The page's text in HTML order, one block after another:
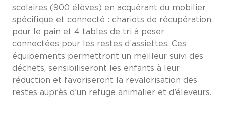
scolaires (900 élèves) en acquérant du mobilier
spécifique et connecté : chariots de récupération
pour le pain et 4 tables de tri à peser
connectées pour les restes d’assiettes. Ces
équipements permettront un meilleur suivi des
déchets, sensibiliseront les enfants à leur
réduction et favoriseront la revalorisation des
restes auprès d’un refuge animalier et d’éleveurs.